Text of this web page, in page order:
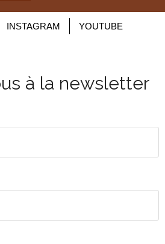
INSTAGRAM YOUTUBE
à la newsletter